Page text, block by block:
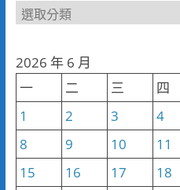
新
類
2026 年 6 月
一
二 三 四
1
2 3 4
8
9 10 11
15
16 17 18